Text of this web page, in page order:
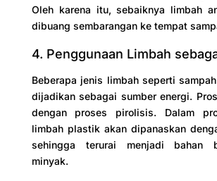
Oleh karena itu, sebaiknya limbah
dibuang sembarangan ke tempat
4. Penggunaan Limbah
Beberapa jenis limbah seperti
dijadikan sebagai sumber energi.
dengan proses pirolisis. Dalam
limbah plastik akan dipanaskan
sehingga terurai menjadi bahan
minyak.